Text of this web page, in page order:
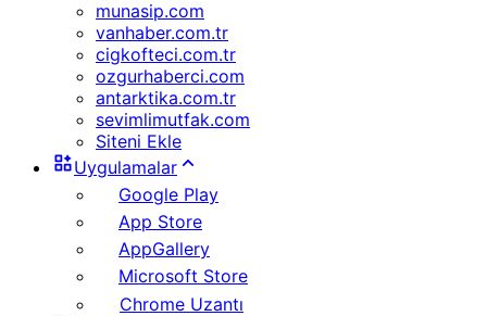
munasip.com
vanhaber.com.tr
cigkofteci.com.tr
ozgurhaberci.com
antarktika.com.tr
sevimlimutfak.com
Siteni Ekle
Uygulamalar
Google Play
App Store
AppGallery
Microsoft Store
Chrome Uzantı